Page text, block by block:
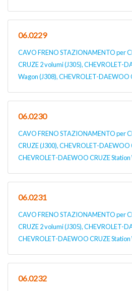
06.0229
CAVO FRENO STAZIONAMENTO per
CRUZE 2 volumi (J305), CHEVROLET-
Wagon (J308), CHEVROLET-DAEWOO
06.0230
CAVO FRENO STAZIONAMENTO per
CRUZE (J300), CHEVROLET-DAEWOO
CHEVROLET-DAEWOO CRUZE Station
06.0231
CAVO FRENO STAZIONAMENTO per
CRUZE 2 volumi (J305), CHEVROLET-
CHEVROLET-DAEWOO CRUZE Station
06.0232